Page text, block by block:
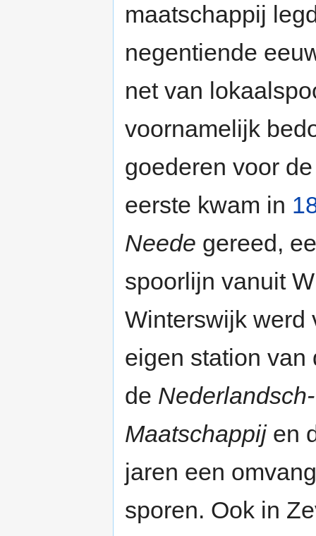
maatschappij
negentiende
net van
voornamelijk
goederen voor
eerste kwam in
Neede gereed,
spoorlijn vanuit
Winterswijk werd
eigen station van
de
Maatschappijen
jaren een
sporen. Ook in